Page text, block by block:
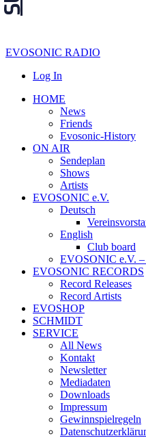
EVOSONIC RADIO
Log In
HOME
News
Friends
Evosonic-History
ON AIR
Sendeplan
Shows
Artists
EVOSONIC e.V.
Deutsch
English
Club board
EVOSONIC e.V. ‒
EVOSONIC RECORDS
Record Releases
Record Artists
EVOSHOP
SCHMIDT
SERVICE
All News
Kontakt
Newsletter
Mediadaten
Downloads
Impressum
Gewinnspielregeln